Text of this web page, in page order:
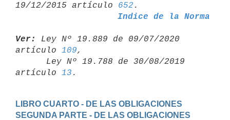
19/12/2015 artículo 652
Indice de la Norma
Ver:
Ley Nº 19.889 de 09/07/2020
artículo 109,
artículo 13
LIBRO CUARTO - DE LAS OBLIGACIONES
SEGUNDA PARTE - DE LAS OBLIGACIONES